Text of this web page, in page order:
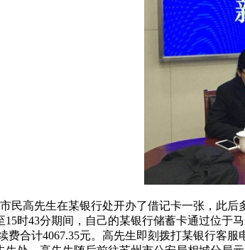
高先生在某银行处开办了借记卡一张，此后
15时43分期间，自己的某银行储蓄卡通过位于
费合计4067.35元。高先生即刻拨打某银行客